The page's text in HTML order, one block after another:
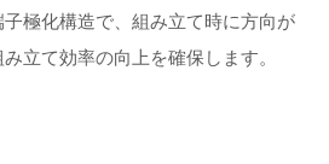
極化構造で、組み立て時に方向が
立て効率の向上を確保します。